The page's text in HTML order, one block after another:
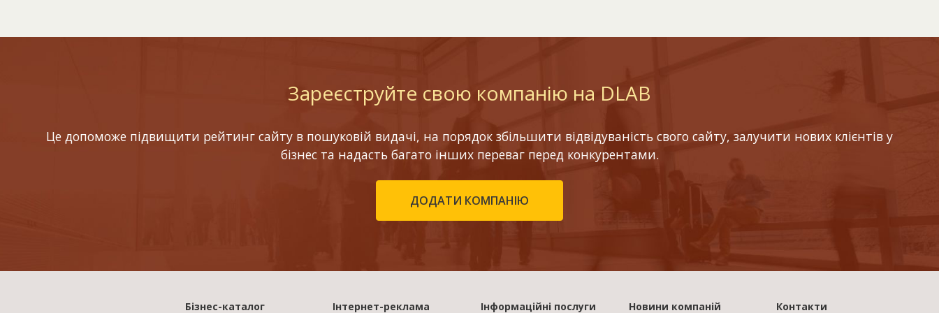
Зареєструйте свою компанію на DLAB
Це допоможе підвищити рейтинг сайту в пошуковій видачі, на порядок збільшити відвідуваність свого сайту, залучити нових клієнтів у
бізнес та надасть багато інших переваг перед конкурентами.
ДОДАТИ КОМПАНІЮ
Бізнес-каталог Інтернет-реклама Інформаційні послуги Новини компаній Контакти